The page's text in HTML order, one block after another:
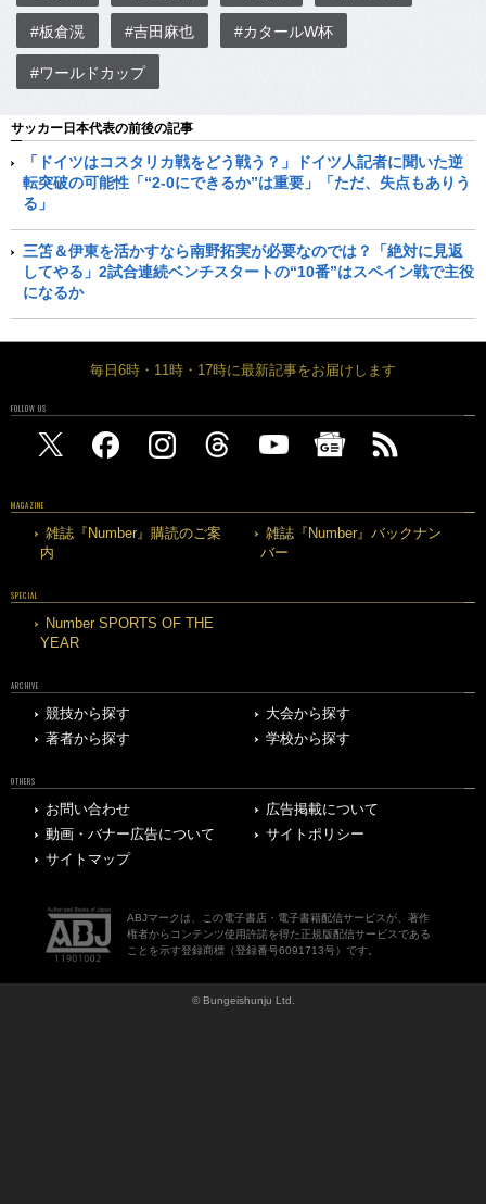
#板倉滉 #吉田麻也 #カタールW杯
#ワールドカップ
サッカー日本代表の前後の記事
「ドイツはコスタリカ戦をどう戦う？」ドイツ人記者に聞いた逆
転突破の可能性「“2-0にできるか”は重要」「ただ、失点もありう
る」
三笘＆伊東を活かすなら南野拓実が必要なのでは？「絶対に見返
してやる」2試合連続ベンチスタートの“10番”はスペイン戦で主役
になるか
毎日6時・11時・17時に最新記事をお届けします
FOLLOW US
MAGAZINE
雑誌『Number』購読のご案
内
雑誌『Number』バックナン
バー
SPECIAL
Number SPORTS OF THE
YEAR
ARCHIVE
競技から探す
大会から探す
著者から探す
学校から探す
OTHERS
お問い合わせ
広告掲載について
動画・バナー広告について
サイトポリシー
サイトマップ
ABJマークは、この電子書店・電子書籍配信サービスが、著作
権者からコンテンツ使用許諾を得た正規版配信サービスである
ことを示す登録商標（登録番号6091713号）です。
© Bungeishunju Ltd.